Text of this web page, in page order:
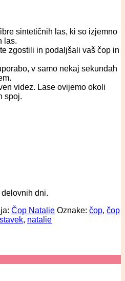
sintetičnih las, ki so izjemno
las.
zgostili in podaljšali vaš čop in
v samo nekaj sekundah
videz. Lase ovijemo okoli
spoj.
dni.
Čop Natalie Oznake: čop, čop
, natalie